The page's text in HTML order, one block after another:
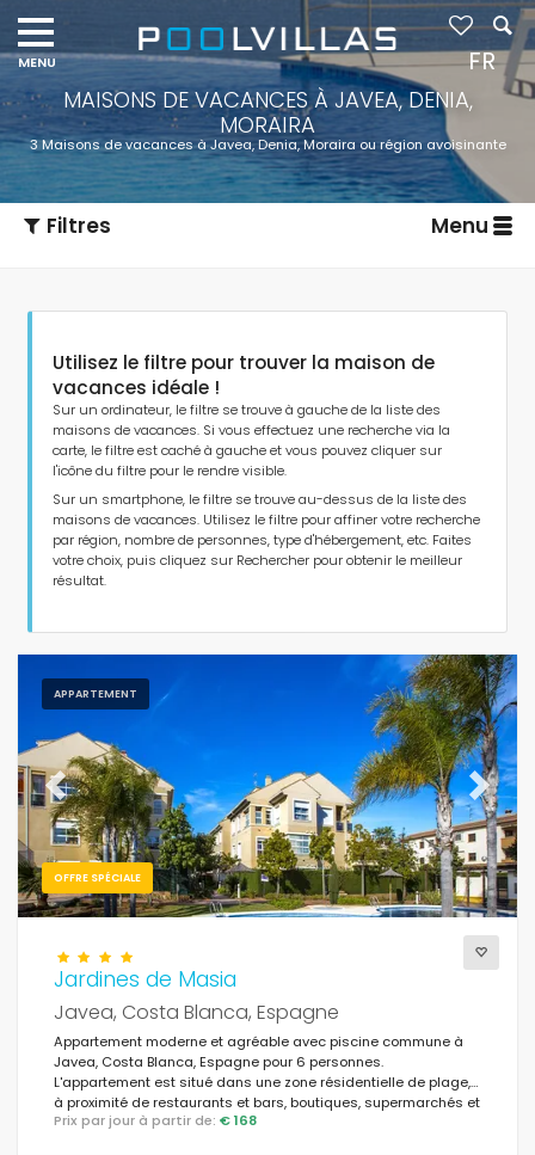
MAISONS DE VACANCES À JAVEA, DENIA,
MORAIRA
3 Maisons de vacances à Javea, Denia, Moraira ou région avoisinante
Filtres Menu
Type d'hébergement
Personnes
Salles de bains
Votre sélection(3)
Weekend
Effacer les filtres
Services populaires
Utilisez le filtre pour trouver la maison de
vacances idéale !
Sur un ordinateur, le filtre se trouve à gauche de la liste des
maisons de vacances. Si vous effectuez une recherche via la
carte, le filtre est caché à gauche et vous pouvez cliquer sur
l'icône du filtre pour le rendre visible.
Sur un smartphone, le filtre se trouve au-dessus de la liste des
maisons de vacances. Utilisez le filtre pour affiner votre recherche
par région, nombre de personnes, type d'hébergement, etc. Faites
votre choix, puis cliquez sur Rechercher pour obtenir le meilleur
résultat.
APPARTEMENT
OFFRE SPÉCIALE
Previous Next
Jardines de Masia
Javea, Costa Blanca, Espagne
Appartement moderne et agréable avec piscine commune à
Javea, Costa Blanca, Espagne pour 6 personnes.
L'appartement est situé dans une zone résidentielle de plage,
à proximité de restaurants et bars, boutiques, supermarchés et
d'un court de tennis, à 1 km de la Plage de l'Arenal et à 1 km de
Prix par jour à partir de: € 168
FR
Navigation
menu